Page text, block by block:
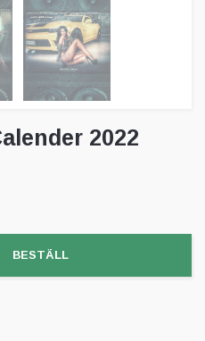
2022
BESTÄLL